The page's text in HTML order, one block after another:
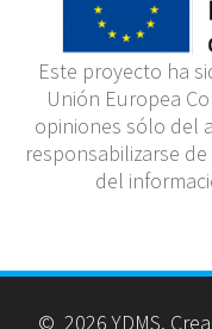
Este proyecto ha
Unión Europea
opiniones sólo del
responsabilizarse
del
© 2026 YDMS.